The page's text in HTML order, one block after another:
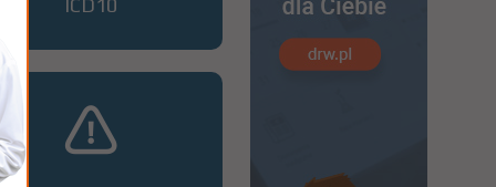
ICD10